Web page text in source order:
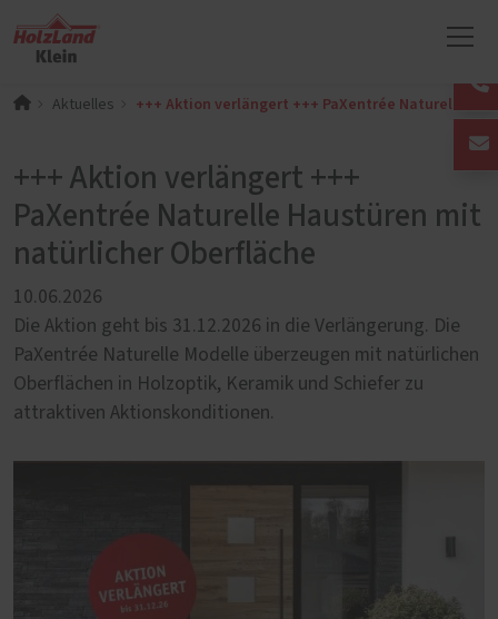
Aktuelles +++ Aktion verlängert +++ PaXentrée Naturelle
+++ Aktion verlängert +++
PaXentrée Naturelle Haustüren mit
natürlicher Oberfläche
10.06.2026
Die Aktion geht bis 31.12.2026 in die Verlängerung. Die
PaXentrée Naturelle Modelle überzeugen mit natürlichen
Oberflächen in Holzoptik, Keramik und Schiefer zu
attraktiven Aktionskonditionen.